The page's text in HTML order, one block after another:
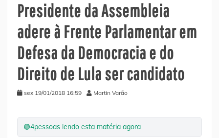
Presidente da Assembleia
adere à Frente Parlamentar em
Defesa da Democracia e do
Direito de Lula ser candidato
sex 19/01/2018 16:59 Martin Varão
🟢4pessoas lendo esta matéria agora